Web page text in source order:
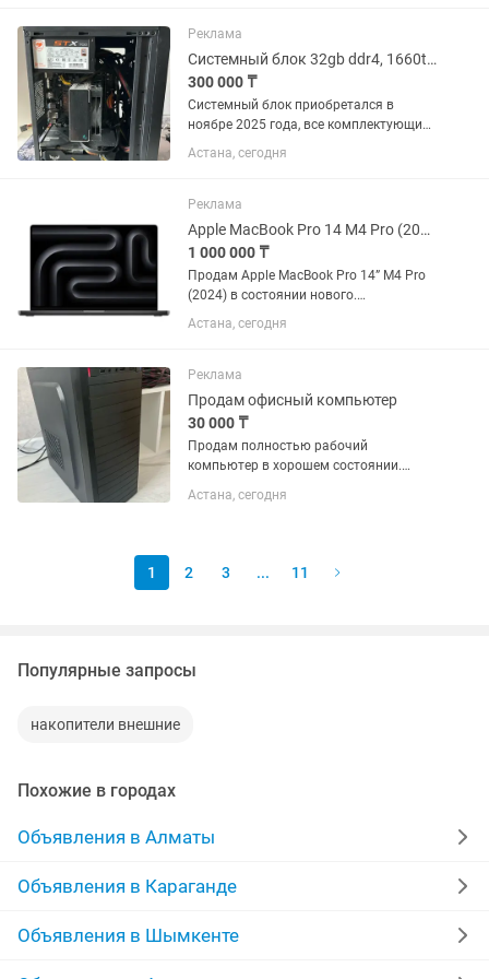
Реклама
Системный блок 32gb ddr4, 1660ti tuf gaming, r5 5600x
300 000 ₸
Системный блок приобретался в
ноябре 2025 года, все комплектующие
новые, кроме видеокарты, но она
вполне себе хорошо работает (стресс
нагружена в тесте на предел и...
Астана, сегодня
Реклама
Apple MacBook Pro 14 M4 Pro (2024)
1 000 000 ₸
Продам Apple MacBook Pro 14” M4 Pro
(2024) в состоянии нового.
Практически не использовался.
Характеристики: Процессор: Apple M4
Оперативная память: 24 ГБ ...
Астана, сегодня
Реклама
Продам офисный компьютер
30 000 ₸
Продам полностью рабочий
компьютер в хорошем состоянии.
программирования, просмотра
/ 8...
Астана, сегодня
1 2 3 ... 11
Популярные запросы
накопители внешние
Похожие в городах
Объявления в Алматы
Объявления в Караганде
Объявления в Шымкенте